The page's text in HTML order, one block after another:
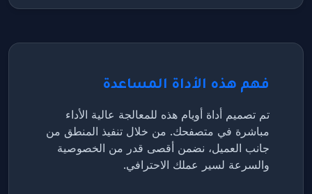
فهم هذه الأداة المساعدة
تم تصميم أداة أويام هذه للمعالجة عالية الأداء
مباشرة في متصفحك. من خلال تنفيذ المنطق من
جانب العميل، نضمن أقصى قدر من الخصوصية
والسرعة لسير عملك الاحترافي.